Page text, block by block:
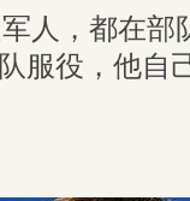
人，都在部
服役，他自